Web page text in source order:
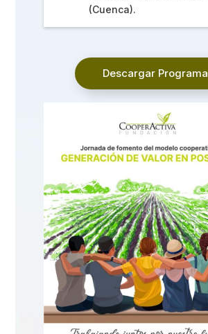
(Cuenca).
Descargar Programa